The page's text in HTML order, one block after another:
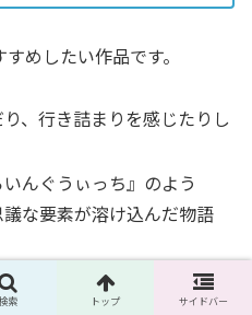
めしたい作品です。
、行き詰まりを感じたりし
んぐうぃっち』のよう
な要素が溶け込んだ物語
には手を出すな！』のよう
動を描いたお仕事漫画が好
索 トップ サイドバー